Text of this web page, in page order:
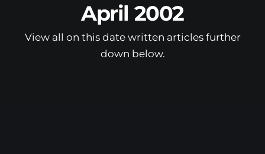
April 2002
View all on this date written articles further
down below.